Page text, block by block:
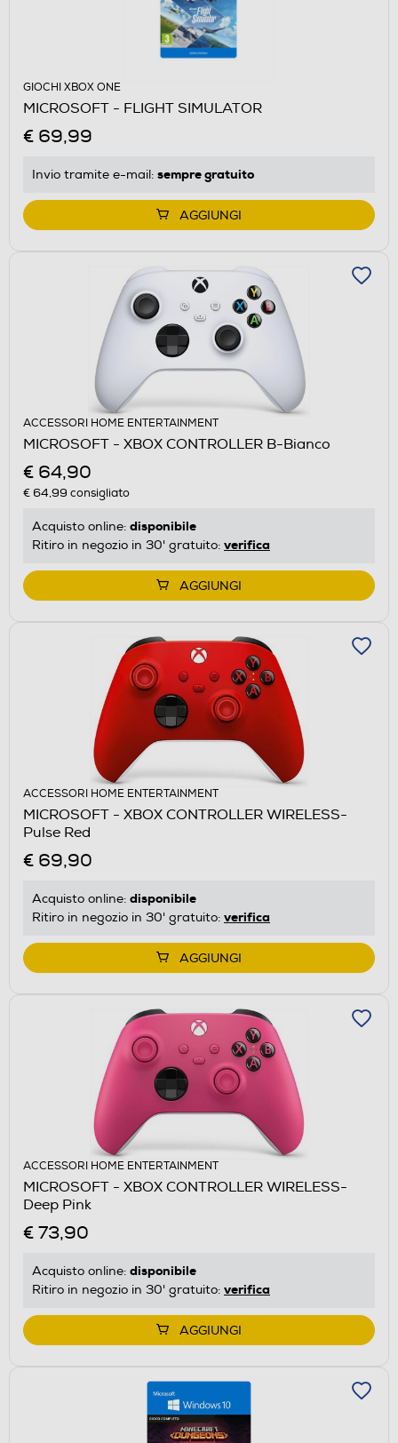
GIOCHI XBOX ONE
MICROSOFT - FLIGHT SIMULATOR
€ 69,99
Invio tramite e-mail: sempre gratuito
AGGIUNGI
ACCESSORI HOME ENTERTAINMENT
MICROSOFT - XBOX CONTROLLER B-Bianco
€ 64,90
€ 64,99 consigliato
Acquisto online: disponibile
Ritiro in negozio in 30' gratuito: verifica
AGGIUNGI
ACCESSORI HOME ENTERTAINMENT
MICROSOFT - XBOX CONTROLLER WIRELESS-
Pulse Red
€ 69,90
Acquisto online: disponibile
Ritiro in negozio in 30' gratuito: verifica
AGGIUNGI
ACCESSORI HOME ENTERTAINMENT
MICROSOFT - XBOX CONTROLLER WIRELESS-
Deep Pink
€ 73,90
Acquisto online: disponibile
Ritiro in negozio in 30' gratuito: verifica
AGGIUNGI